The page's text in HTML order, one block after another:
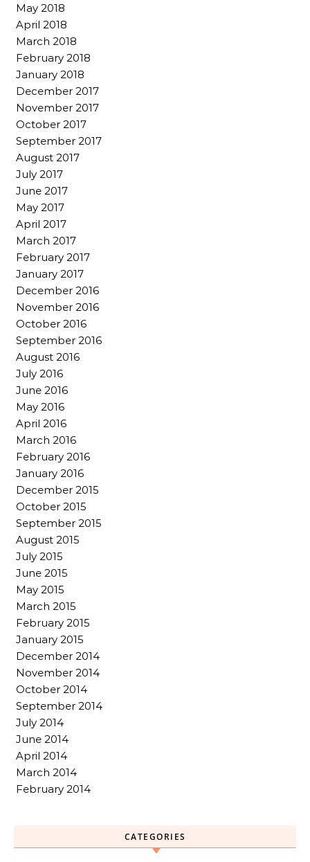
May 2018
April 2018
March 2018
February 2018
January 2018
December 2017
November 2017
October 2017
September 2017
August 2017
July 2017
June 2017
May 2017
April 2017
March 2017
February 2017
January 2017
December 2016
November 2016
October 2016
September 2016
August 2016
July 2016
June 2016
May 2016
April 2016
March 2016
February 2016
January 2016
December 2015
October 2015
September 2015
August 2015
July 2015
June 2015
May 2015
March 2015
February 2015
January 2015
December 2014
November 2014
October 2014
September 2014
July 2014
June 2014
April 2014
March 2014
February 2014
CATEGORIES